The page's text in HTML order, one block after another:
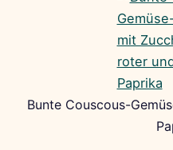
Bunte Couscous-